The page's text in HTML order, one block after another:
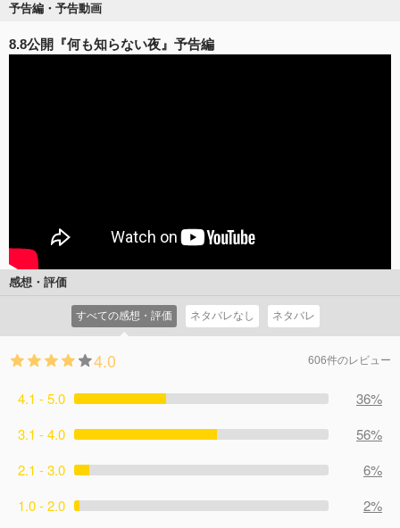
予告編・予告動画
8.8公開『何も知らない夜』予告編
感想・評価
すべての感想・評価 ネタバレなし ネタバレ
4.0 606件のレビュー
4.1 - 5.0
36%
3.1 - 4.0
56%
2.1 - 3.0
6%
1.0 - 2.0
2%